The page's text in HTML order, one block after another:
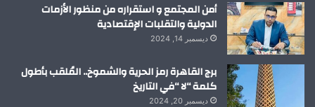
أمن المجتمع و استقراره من منظور الأزمات
الدولية والتقلبات الإقتصادية
ديسمبر 14, 2024
برج القاهرة رمز الحرية والشموخ.. المُلقب بأطول
كلمة “لا “في التاريخ
ديسمبر 20, 2024